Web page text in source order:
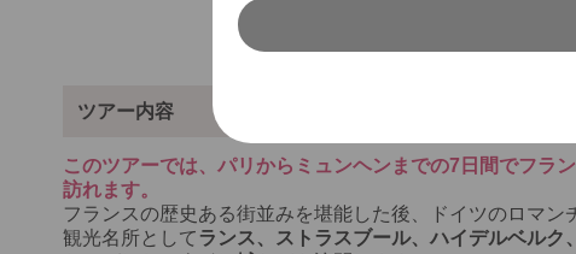
ツアー内容
このツアーでは、パリからミュンヘンまでの7日間でフラ
訪れます。
フランスの歴史ある街並みを堪能した後、ドイツのロマン
観光名所としてランス、ストラスブール、ハイデルベルク